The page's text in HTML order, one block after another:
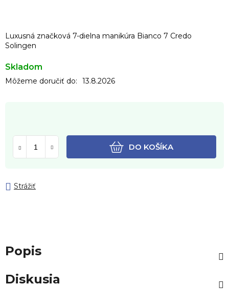
Luxusná značková 7-dielna manikúra Bianco 7 Credo
Solingen
Skladom
Môžeme doručiť do: 13.8.2026
DO KOŠÍKA
Strážiť
Popis
Diskusia